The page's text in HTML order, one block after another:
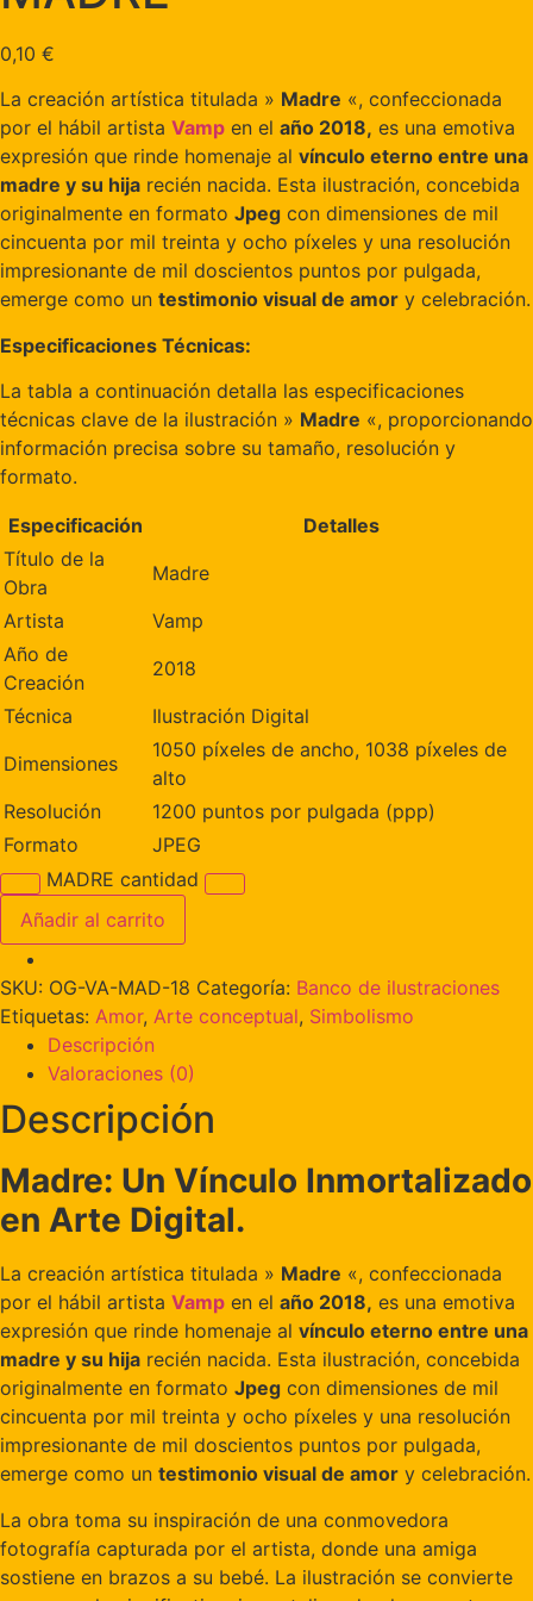
0,10 €
La creación artística titulada » Madre «, confeccionada
por el hábil artista Vamp en el año 2018, es una emotiva
expresión que rinde homenaje al vínculo eterno entre una
madre y su hija recién nacida. Esta ilustración, concebida
originalmente en formato Jpeg con dimensiones de mil
cincuenta por mil treinta y ocho píxeles y una resolución
impresionante de mil doscientos puntos por pulgada,
emerge como un testimonio visual de amor y celebración.
Especificaciones Técnicas:
La tabla a continuación detalla las especificaciones
técnicas clave de la ilustración » Madre «, proporcionando
información precisa sobre su tamaño, resolución y
formato.
Especificación
Detalles
Título de la
Obra
Madre
Artista
Vamp
Año de
Creación
2018
Técnica
Ilustración Digital
Dimensiones
1050 píxeles de ancho, 1038 píxeles de
alto
Resolución
1200 puntos por pulgada (ppp)
Formato
JPEG
MADRE cantidad
Añadir al carrito
SKU: OG-VA-MAD-18 Categoría: Banco de ilustraciones
Etiquetas: Amor, Arte conceptual, Simbolismo
Descripción
Valoraciones (0)
Descripción
Madre: Un Vínculo Inmortalizado
en Arte Digital.
La creación artística titulada » Madre «, confeccionada
por el hábil artista Vamp en el año 2018, es una emotiva
expresión que rinde homenaje al vínculo eterno entre una
madre y su hija recién nacida. Esta ilustración, concebida
originalmente en formato Jpeg con dimensiones de mil
cincuenta por mil treinta y ocho píxeles y una resolución
impresionante de mil doscientos puntos por pulgada,
emerge como un testimonio visual de amor y celebración.
La obra toma su inspiración de una conmovedora
fotografía capturada por el artista, donde una amiga
sostiene en brazos a su bebé. La ilustración se convierte